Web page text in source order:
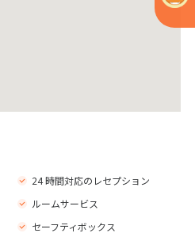
24 時間対応のレセプション
ルームサービス
セーフティボックス